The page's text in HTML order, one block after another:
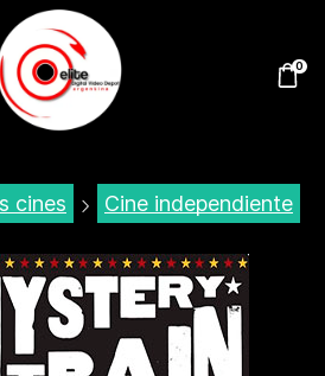
0
cines Cine independiente